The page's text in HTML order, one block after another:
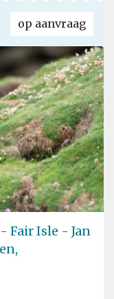
op aanvraag
Fair Isle - Jan